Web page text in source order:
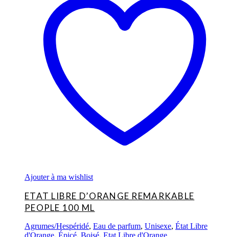
Ajouter à ma wishlist
ETAT LIBRE D’ORANGE REMARKABLE
PEOPLE 100 ML
Agrumes/Hespéridé, Eau de parfum, Unisexe, État Libre
d'Orange, Épicé, Boisé, Etat Libre d'Orange